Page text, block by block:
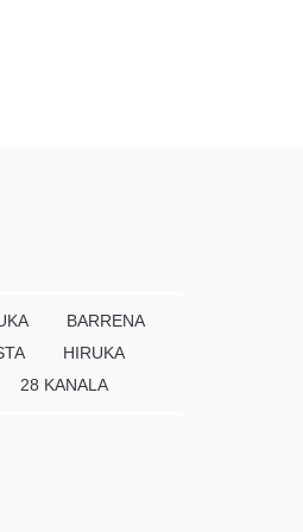
BARRENA
HIRUKA
28 KANALA